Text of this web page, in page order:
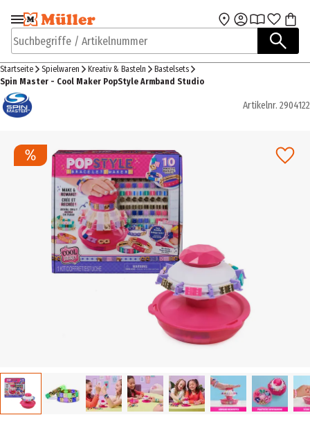
Zur Navigation
springen
Zum Hauptinhalt
Suchbegriffe / Artikelnummer
Startseite Spielwaren Kreativ & Basteln
Bastelsets
Spin Master - Cool Maker PopStyle Armband Studio
Artikelnr. 2904122